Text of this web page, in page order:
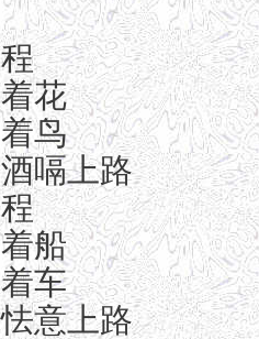
花
鸟
嗝上路
船
车
意上路